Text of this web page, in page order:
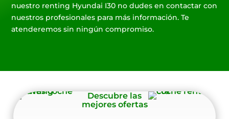
nuestro renting Hyundai I30 no dudes en contactar con
nuestros profesionales para más información. Te
atenderemos sin ningún compromiso.
Descubre las
mejores ofertas